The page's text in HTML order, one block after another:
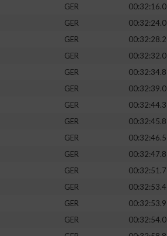
GER
00:32:16.0
GER
00:32:24.0
GER
00:32:28.2
GER
00:32:32.0
GER
00:32:34.8
GER
00:32:39.0
GER
00:32:44.3
GER
00:32:45.8
GER
00:32:46.5
GER
00:32:47.8
GER
00:32:51.7
GER
00:32:53.4
GER
00:32:53.9
GER
00:32:54.0